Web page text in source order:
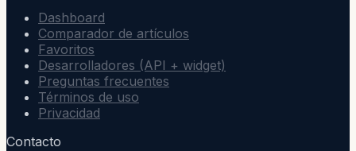
Dashboard
Comparador de artículos
Favoritos
Desarrolladores (API + widget)
Preguntas frecuentes
Términos de uso
Privacidad
Contacto